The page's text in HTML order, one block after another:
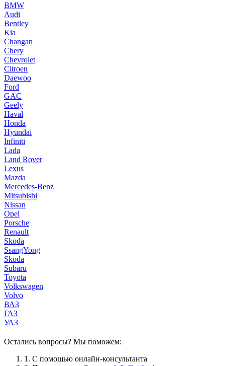
BMW
Audi
Bentley
Kia
Changan
Chery
Chevrolet
Citroen
Daewoo
Ford
GAC
Geely
Haval
Honda
Hyundai
Infiniti
Lada
Land Rover
Lexus
Mazda
Mercedes-Benz
Mitsubishi
Nissan
Opel
Porsche
Renault
Skoda
SsangYong
Skoda
Subaru
Toyota
Volkswagen
Volvo
ВАЗ
ГАЗ
УАЗ
Остались вопросы? Мы поможем:
1. С помощью онлайн-консультанта